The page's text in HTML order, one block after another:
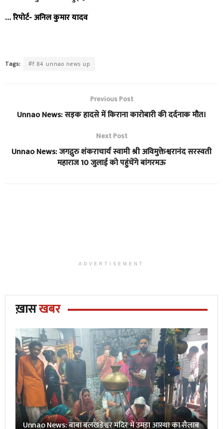
… रिपोर्ट- अनिल कुमार यादव
Tags: #f 84 unnao news up
Previous Post
Unnao News: सड़क हादसे में किराना कारोबारी की दर्दनाक मौत।
Next Post
Unnao News: जगद्गुरु शंकराचार्य स्वामी श्री अविमुक्तेश्वरानंद सरस्वती
महाराज 10 जुलाई को पहुंचेंगे बांगरमऊ
ADVERTISEMENT
ख़ासखबर
Unnao News: बाबा बलखंडेश्वर मंदिर में उमड़ा आस्था का सैलाब